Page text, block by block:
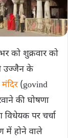
को शुक्रवार को
उज्जैन के
(govind
की घोषणा
विधेयक पर चर्चा
में होने वाले